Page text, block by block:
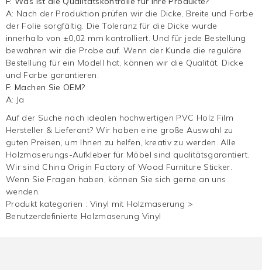
A: Nach der Produktion prüfen wir die Dicke, Breite und Farbe
der Folie sorgfältig. Die Toleranz für die Dicke wurde
innerhalb von ±0,02 mm kontrolliert. Und für jede Bestellung
bewahren wir die Probe auf. Wenn der Kunde die reguläre
Bestellung für ein Modell hat, können wir die Qualität, Dicke
und Farbe garantieren.
F: Machen Sie OEM?
A: Ja
Auf der Suche nach idealen hochwertigen PVC Holz Film
Hersteller & Lieferant? Wir haben eine große Auswahl zu
guten Preisen, um Ihnen zu helfen, kreativ zu werden. Alle
Holzmaserungs-Aufkleber für Möbel sind qualitätsgarantiert.
Wir sind China Origin Factory of Wood Furniture Sticker.
Wenn Sie Fragen haben, können Sie sich gerne an uns
wenden.
Produkt kategorien : Vinyl mit Holzmaserung >
Benutzerdefinierte Holzmaserung Vinyl